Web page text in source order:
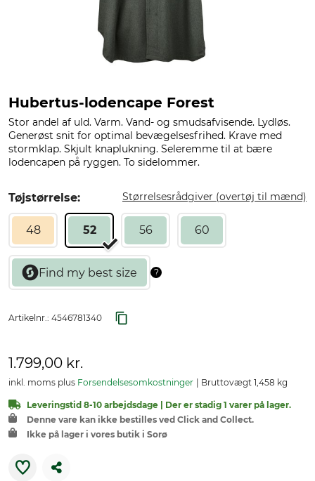
Hubertus-lodencape Forest
Stor andel af uld. Varm. Vand- og smudsafvisende. Lydløs.
Generøst snit for optimal bevægelsesfrihed. Krave med
stormklap. Skjult knaplukning. Seleremme til at bære
lodencapen på ryggen. To sidelommer.
Tøjstørrelse: Størrelsesrådgiver (overtøj til mænd)
48 52 56 60
Artikelnr.: 4546781340
1.799,00 kr.
inkl. moms plus Forsendelsesomkostninger Bruttovægt 1,458 kg
Leveringstid 8-10 arbejdsdage | Der er stadig 1 varer på lager.
Denne vare kan ikke bestilles ved Click and Collect.
Ikke på lager i vores butik i Sorø